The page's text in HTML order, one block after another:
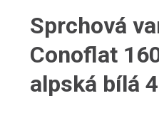
Sprchová
Conoflat
alpská bílá